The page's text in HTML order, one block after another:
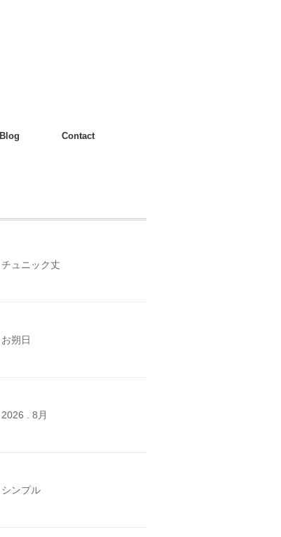
Blog Contact
チュニック丈
お朔日
2026 . 8月
シンプル